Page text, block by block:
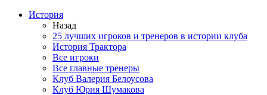
История
Назад
25 лучших игроков и тренеров в истории клуба
История Трактора
Все игроки
Все главные тренеры
Клуб Валерия Белоусова
Клуб Юрия Шумакова